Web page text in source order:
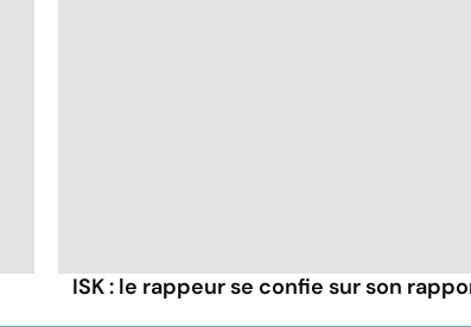
ISK : le rappeur se confie sur son